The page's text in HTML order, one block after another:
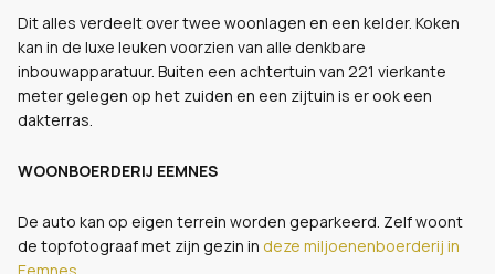
Dit alles verdeelt over twee woonlagen en een kelder. Koken
kan in de luxe leuken voorzien van alle denkbare
inbouwapparatuur. Buiten een achtertuin van 221 vierkante
meter gelegen op het zuiden en een zijtuin is er ook een
dakterras.
WOONBOERDERIJ EEMNES
De auto kan op eigen terrein worden geparkeerd. Zelf woont
de topfotograaf met zijn gezin in deze miljoenenboerderij in